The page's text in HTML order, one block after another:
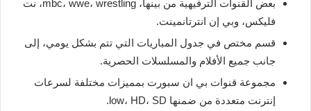
بعض القنوات الترفيهية من بينها، mbc، wwe، wrestling، نت
فليكس، وبي إن انترتانمينت.
قسم مختص في جدول المباريات التي تتم بشكل يومي، إلى
جانب جميع الأفلام والمسلسلات الحصرية.
مجموعة قنوات بي ان سبورت بمميزات مختلفة لسرعات
إنترنت متعددة من ضمنها low، HD، SD.